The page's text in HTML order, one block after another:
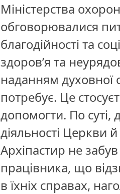
Міністерства
обговорювалися
благодійності та
здоров’я та
наданням духовної
потребує. Це
допомогти. По
діяльності Церкви
Архіпастир не
працівника, що
в їхніх справах,